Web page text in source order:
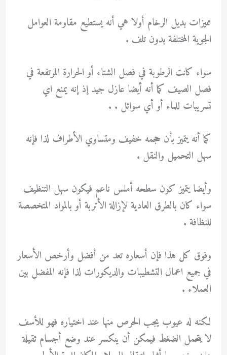
مميزات بديل الرخام أولا هي أنه يستطيع مقاومة العوامل
الجوية المختلفة بدون تلف .
سواء كانت الرطوبة في فصل الشتاء أو الحرارة المرتفعة في
فصل الصيف كما أنه أيضا عازل جيد إذ إنه يمنع اي
تسريبات للماء أو أي سوائل . .
كما أنه يتميز بأن حجمه خفيف ومتساوي الأطراف لذا فإنه
سهل التحميل والنقل .
وأيضا يتميز كون سطحه أملس ناعم فيكون سهل التنظيف
سواء كان بالطرق العادية لإزالة الأتربة أو بالمواد المتخصصة
للنظافة .
وفوق كل هذا فإن أسعاره تعد من أفضل وأرخص الأسعار
في جميع اعمال التشطيبات والديكورات لذا فإنه المفضل بين
العملاء .
لكنه له عيوب يجب الحرص منها عند اختياره فهو للأسف
لا يتحمل الضغط فيمكن أن ينكسر عند وضع أجسام ثقيلة